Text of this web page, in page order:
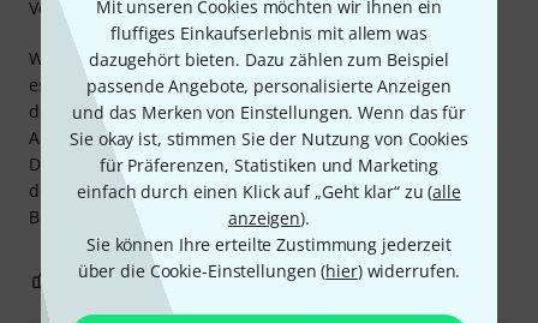
Mit unseren Cookies möchten wir Ihnen ein
fluffiges Einkaufserlebnis mit allem was
dazugehört bieten. Dazu zählen zum Beispiel
passende Angebote, personalisierte Anzeigen
und das Merken von Einstellungen. Wenn das für
Sie okay ist, stimmen Sie der Nutzung von Cookies
für Präferenzen, Statistiken und Marketing
einfach durch einen Klick auf „Geht klar“ zu (alle
anzeigen).
Sie können Ihre erteilte Zustimmung jederzeit
über die Cookie-Einstellungen (hier) widerrufen.
Wenn man man schnell das Sax zur Hand nimmt, dann ist
es möglich sofort darauf zu spielen. Das ganze Zirkus mit
den Holzblättern entfällt.
Aber:
Das Spielgefühl ist zumindest gewöhnungsbedürftig, und
der Klang ist von einem guten Blatt weit entfernt. Auf die
Bühne werde ich mich damit nicht stellen.
Verarbeitung
3 BEWERTUNG MELDEN